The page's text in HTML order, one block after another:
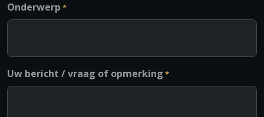
Onderwerp *
Uw bericht / vraag of opmerking *